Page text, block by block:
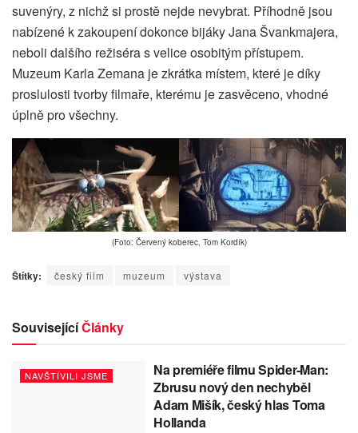
suvenýry, z nichž si prostě nejde nevybrat. Příhodně jsou
nabízené k zakoupení dokonce bijáky Jana Švankmajera,
neboli dalšího režiséra s velice osobitým přístupem.
Muzeum Karla Zemana je zkrátka místem, které je díky
proslulosti tvorby filmaře, kterému je zasvěceno, vhodné
úplně pro všechny.
(Foto: Červený koberec, Tom Kordík)
Štítky: český film muzeum výstava
SouvisejícíČlánky
NAVŠTÍVILI JSME
Na premiéře filmu Spider-Man:
Zbrusu nový den nechyběl
Adam Mišík, český hlas Toma
Hollanda